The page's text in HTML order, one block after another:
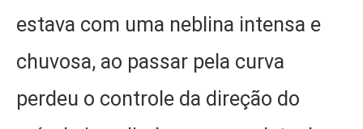
estava com uma neblina intensa e
chuvosa, ao passar pela curva
perdeu o controle da direção do